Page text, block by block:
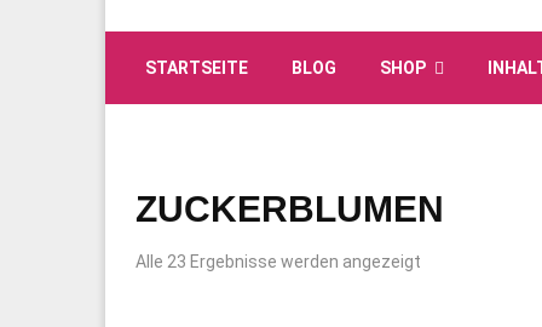
STARTSEITE BLOG SHOP
ZUCKERBLUMEN
Alle 23 Ergebnisse werden angezeigt